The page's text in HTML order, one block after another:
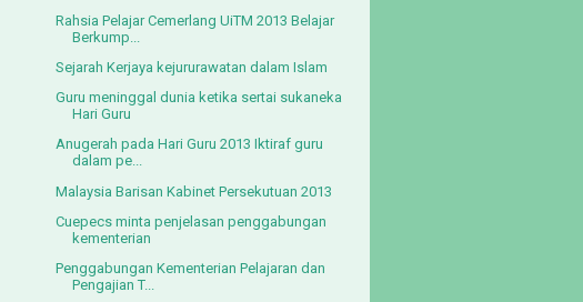
Rahsia Pelajar Cemerlang UiTM 2013 Belajar
Berkump...
Sejarah Kerjaya kejururawatan dalam Islam
Guru meninggal dunia ketika sertai sukaneka
Hari Guru
Anugerah pada Hari Guru 2013 Iktiraf guru
dalam pe...
Malaysia Barisan Kabinet Persekutuan 2013
Cuepecs minta penjelasan penggabungan
kementerian
Penggabungan Kementerian Pelajaran dan
Pengajian T...